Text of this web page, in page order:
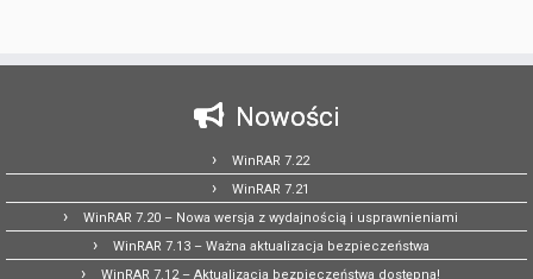
Nowości
WinRAR 7.22
WinRAR 7.21
WinRAR 7.20 – Nowa wersja z wydajnością i usprawnieniami
WinRAR 7.13 – Ważna aktualizacja bezpieczeństwa
WinRAR 7.12 – Aktualizacja bezpieczeństwa dostępna!